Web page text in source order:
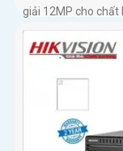
giải 12MP cho
hiệu ngõ ra: 2